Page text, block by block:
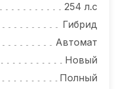
254 л.с
Гибрид
Автомат
Новый
Полный